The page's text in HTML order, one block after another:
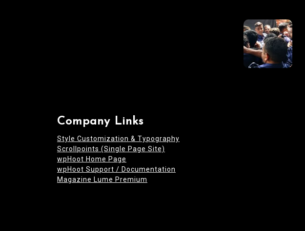
Company Links
Style Customization & Typography
Scrollpoints (Single Page Site)
wpHoot Home Page
wpHoot Support / Documentation
Magazine Lume Premium